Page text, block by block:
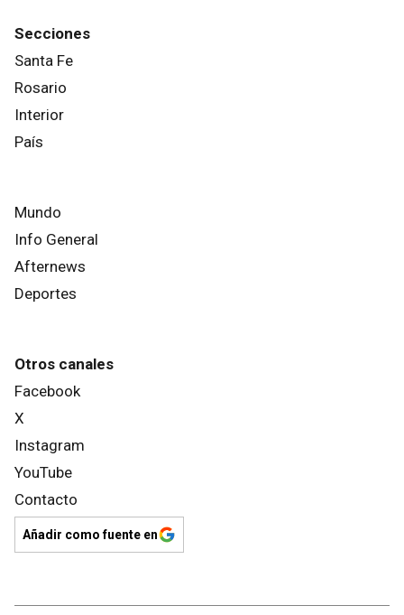
Secciones
Santa Fe
Rosario
Interior
País
Mundo
Info General
Afternews
Deportes
Otros canales
Facebook
X
Instagram
YouTube
Contacto
Añadir como fuente en